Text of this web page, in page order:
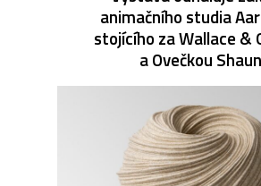
animačního studia
stojícího za Wallace &
a Ovečkou Shaun